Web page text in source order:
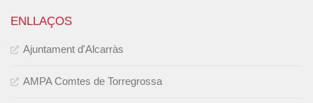
ENLLAÇOS
Ajuntament d'Alcarràs
AMPA Comtes de Torregrossa